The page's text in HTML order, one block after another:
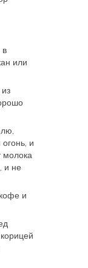
в
или
и
молока
и не
и